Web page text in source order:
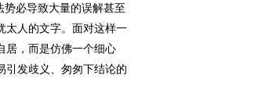
必导致大量的误解甚至
太人的文字。面对这样一
居，而是仿佛一个细心
引发歧义、匆匆下结论的